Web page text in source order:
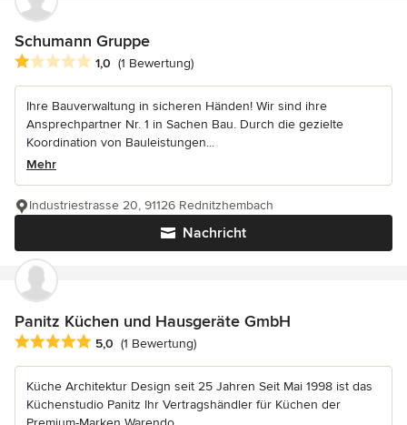
Schumann Gruppe
Durchschnittliche Bewertung: 1 von 5 Sternen
1,0 (1 Bewertung)
Ihre Bauverwaltung in sicheren Händen! Wir sind ihre
Ansprechpartner Nr. 1 in Sachen Bau. Durch die gezielte
Koordination von Bauleistungen...
Mehr
Nachricht
Industriestrasse 20, 91126 Rednitzhembach
Panitz Küchen und Hausgeräte GmbH
Durchschnittliche Bewertung: 5 von 5 Sternen
5,0 (1 Bewertung)
Küche Architektur Design seit 25 Jahren Seit Mai 1998 ist das
Küchenstudio Panitz Ihr Vertragshändler für Küchen der